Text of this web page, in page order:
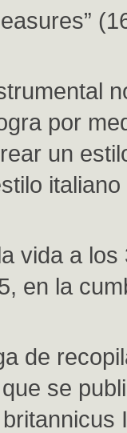
por
un
vida a los
en la
de
se